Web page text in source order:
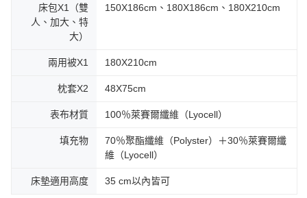
床包X1（雙
人、加大、特
大）
150X186cm、180X186cm、180X210cm
兩用被X1 180X210cm
枕套X2 48X75cm
表布材質 100％萊賽爾纖維（Lyocell）
填充物
70％聚酯纖維（Polyster）＋30％萊賽爾纖
維（Lyocell）
床墊適用高度 35 cm以內皆可